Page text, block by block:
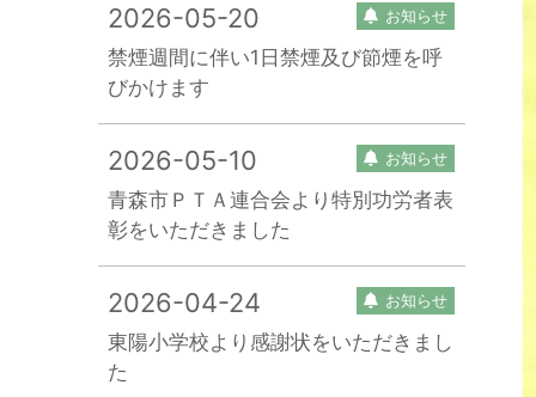
2026-05-20 お知らせ
禁煙週間に伴い1日禁煙及び節煙を呼
びかけます
2026-05-10 お知らせ
青森市ＰＴＡ連合会より特別功労者表
彰をいただきました
2026-04-24 お知らせ
東陽小学校より感謝状をいただきまし
た